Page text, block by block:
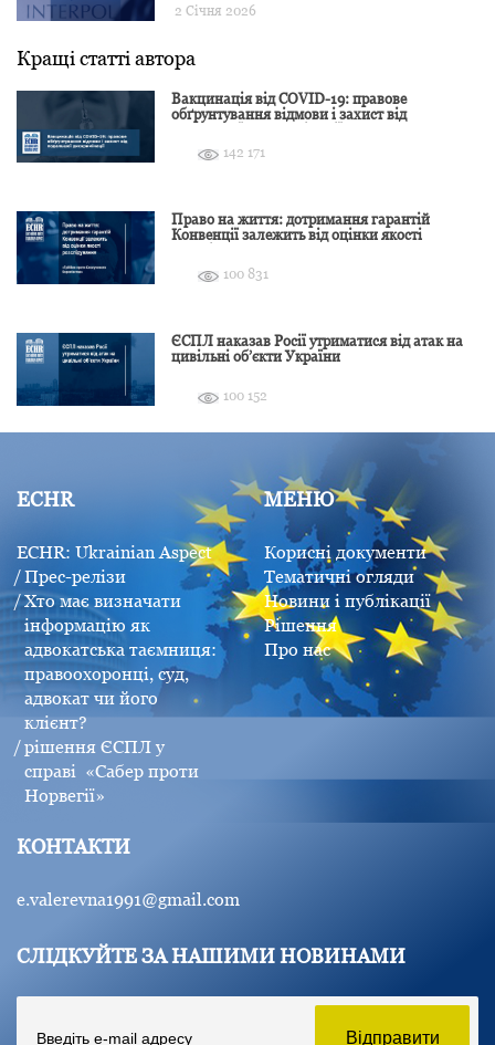
2 Січня 2026
Кращі статті автора
Вакцинація від COVID-19: правове
обґрунтування відмови і захист від
142 171
Право на життя: дотримання гарантій
Конвенції залежить від оцінки якості
100 831
ЄСПЛ наказав Росії утриматися від атак на
цивільні об’єкти України
100 152
ECHR
ECHR: Ukrainian Aspect
Прес-релізи
Хто має визначати
інформацію як
адвокатська таємниця:
правоохоронці, суд,
адвокат чи його
клієнт?
рішення ЄСПЛ у
справі «Сабер проти
Норвегії»
МЕНЮ
Корисні документи
Тематичні огляди
Новини і публікації
Рішення
Про нас
КОНТАКТИ
e.valerevna1991@gmail.com
СЛІДКУЙТЕ ЗА НАШИМИ НОВИНАМИ